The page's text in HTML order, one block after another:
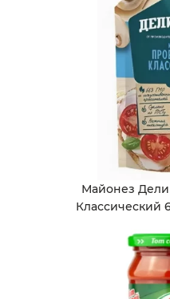
Майонез
Классический